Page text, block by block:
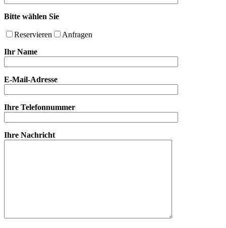
Bitte wählen Sie
Reservieren
Anfragen
Ihr Name
E-Mail-Adresse
Ihre Telefonnummer
Ihre Nachricht